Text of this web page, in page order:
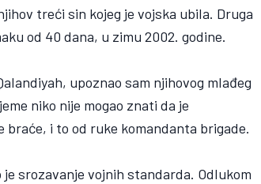
treći sin kojeg je vojska ubila. Druga
od 40 dana, u zimu 2002. godine.
upoznao sam njihovog mlađeg
niko nije mogao znati da je
braće, i to od ruke komandanta brigade.
srozavanje vojnih standarda. Odlukom